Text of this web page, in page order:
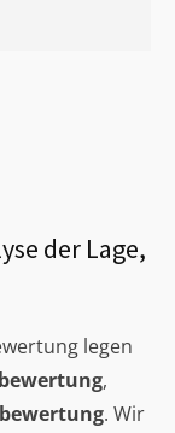
der Lage,
legen
,
. Wir